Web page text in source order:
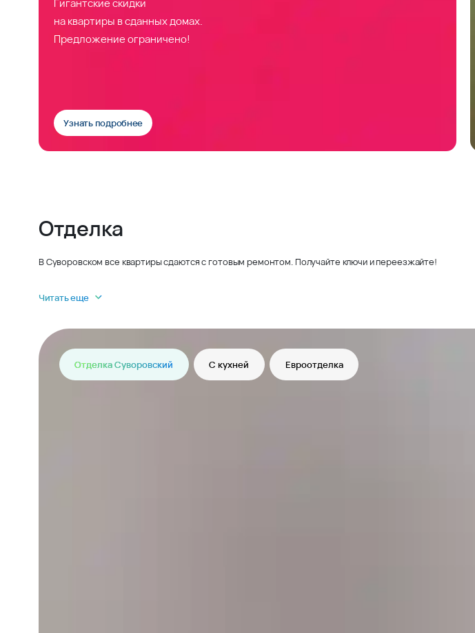
на квартиры в сданных домах.
Предложение ограничено!
Узнать подробнее
Отделка
В Суворовском все квартиры сдаются с готовым ремонтом. Получайте ключи и переезжайте!
Читать еще
Отделка Суворовский С кухней Евроотделка